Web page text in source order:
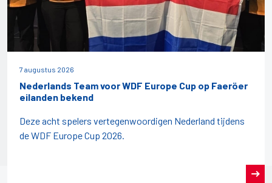
7 augustus 2026
Nederlands Team voor WDF Europe Cup op Faeröer
eilanden bekend
Deze acht spelers vertegenwoordigen Nederland tijdens
de WDF Europe Cup 2026.